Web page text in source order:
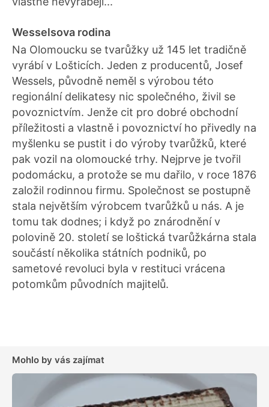
Wesselsova rodina
Na Olomoucku se tvarůžky už 145 let tradičně
vyrábí v Lošticích. Jeden z producentů, Josef
Wessels, původně neměl s výrobou této
regionální delikatesy nic společného, živil se
povoznictvím. Jenže cit pro dobré obchodní
příležitosti a vlastně i povoznictví ho přivedly na
myšlenku se pustit i do výroby tvarůžků, které
pak vozil na olomoucké trhy. Nejprve je tvořil
podomácku, a protože se mu dařilo, v roce 1876
založil rodinnou firmu. Společnost se postupně
stala největším výrobcem tvarůžků u nás. A je
tomu tak dodnes; i když po znárodnění v
polovině 20. století se loštická tvarůžkárna stala
součástí několika státních podniků, po
sametové revoluci byla v restituci vrácena
potomkům původních majitelů.
Mohlo by vás zajímat